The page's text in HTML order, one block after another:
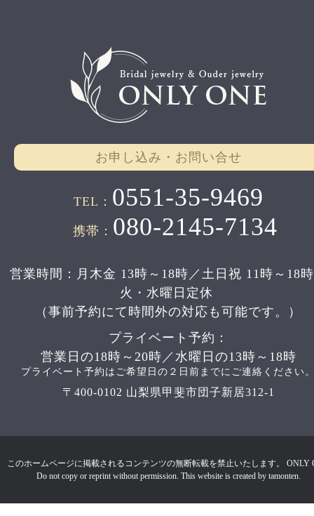
お申し込み・お問い合せ
TEL： 0551-35-9469
携帯： 080-2145-7134
営業時間：月木金 13時～18時／土日祝 11時～18
火・水曜日定休
（事前予約にて時間外の対応も可能です。）
プライベート予約：
営業日の18時～20時／水曜日の13時～18時
プライベート予約はご希望日の２日前までにご連絡ください
〒400-0102 山梨県甲斐市団子新居312-1
このホームページに掲載されるコンテンツの無断転載を禁止いたします。 ONLY
Do not copy or reprint without permission. This website is created by tamonten.